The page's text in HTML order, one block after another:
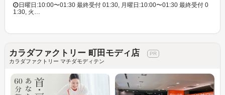
日曜日:10:00〜01:30 最終受付 01:30, 月曜日:10:00〜01:30 最終受付 0
1:30, 火…
カラダファクトリー 町田モディ店
カラダファクトリー マチダモディテン